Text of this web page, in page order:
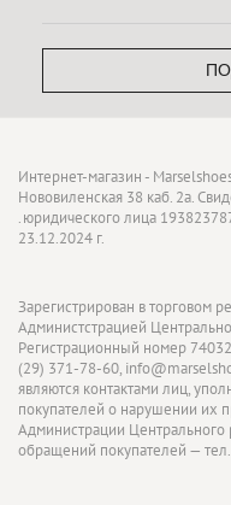
Интернет-магазин -
Нововиленская 38 каб. 2а.
.юридического лица
23.12.2024 г.
Зарегистрирован в торговом
Администстрацией
Регистрационный номер
(29) 371-78-60,
являются контактами лиц,
покупателей о нарушении их
Администрации Центрального
обращений покупателей —